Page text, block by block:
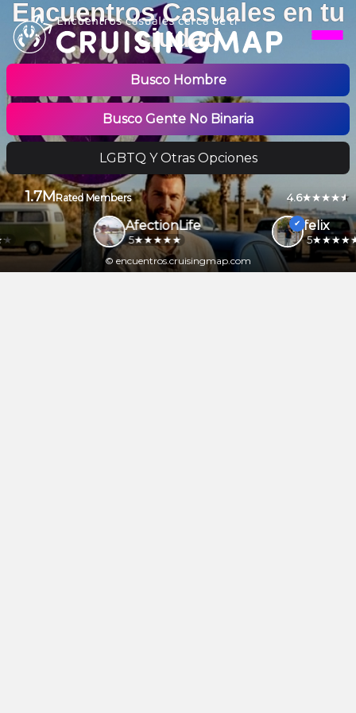
Encuentros Casuales en tu
ciudad
Busco Hombre
Busco Gente No Binaria
LGBTQ Y Otras Opciones
1.7MRated Members 4.6
felix
5
AfectionLife
5
© encuentros.cruisingmap.com